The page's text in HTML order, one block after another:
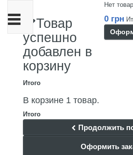
Нет
0 грн
Товар
успешно
добавлен в
корзину
Итого
В корзине 1 товар.
Итого
Продолжить
Оформить
Переключить
навигации